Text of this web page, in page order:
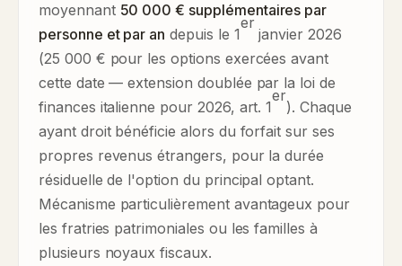
moyennant 50 000 € supplémentaires par
personne et par an depuis le 1
er
janvier 2026
(25 000 € pour les options exercées avant
cette date — extension doublée par la loi de
finances italienne pour 2026, art. 1
er
). Chaque
ayant droit bénéficie alors du forfait sur ses
propres revenus étrangers, pour la durée
résiduelle de l'option du principal optant.
Mécanisme particulièrement avantageux pour
les fratries patrimoniales ou les familles à
plusieurs noyaux fiscaux.